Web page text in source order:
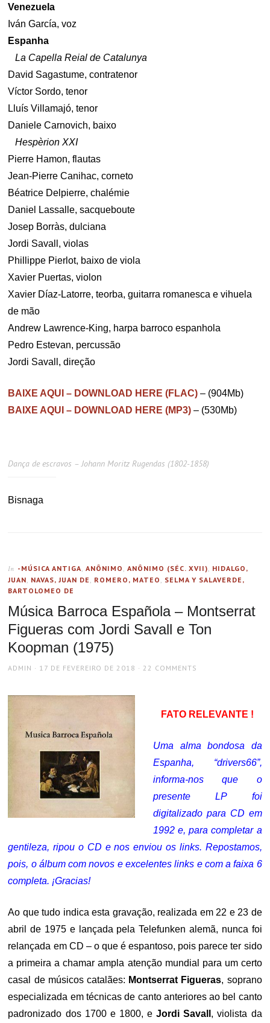
Venezuela
Iván García, voz
Espanha
La Capella Reial de Catalunya
David Sagastume, contratenor
Víctor Sordo, tenor
Lluís Villamajó, tenor
Daniele Carnovich, baixo
Hespèrion XXI
Pierre Hamon, flautas
Jean-Pierre Canihac, corneto
Béatrice Delpierre, chalémie
Daniel Lassalle, sacqueboute
Josep Borràs, dulciana
Jordi Savall, violas
Phillippe Pierlot, baixo de viola
Xavier Puertas, violon
Xavier Díaz-Latorre, teorba, guitarra romanesca e vihuela
de mão
Andrew Lawrence-King, harpa barroco espanhola
Pedro Estevan, percussão
Jordi Savall, direção
BAIXE AQUI – DOWNLOAD HERE (FLAC) – (904Mb)
BAIXE AQUI – DOWNLOAD HERE (MP3) – (530Mb)
Dança de escravos – Johann Moritz Rugendas (1802-1858)
Bisnaga
In -MÚSICA ANTIGA,ANÔNIMO ,ANÔNIMO (SÉC. XVII), HIDALGO,
JUAN, NAVAS, JUAN DE , ROMERO, MATEO , SELMA Y SALAVERDE,
BARTOLOMEO DE
Música Barroca Española – Montserrat
Figueras com Jordi Savall e Ton
Koopman (1975)
AUTHOR
ADMIN
POSTED
17 DE FEVEREIRO DE 2018 22 COMMENTS
FATO RELEVANTE !
Uma alma bondosa da
Espanha, “drivers66”,
informa-nos que o
presente LP foi
digitalizado para CD em
1992 e, para completar a
gentileza, ripou o CD e nos enviou os links. Repostamos,
pois, o álbum com novos e excelentes links e com a faixa 6
completa. ¡Gracias!
Ao que tudo indica esta gravação, realizada em 22 e 23 de
abril de 1975 e lançada pela Telefunken alemã, nunca foi
relançada em CD – o que é espantoso, pois parece ter sido
a primeira a chamar ampla atenção mundial para um certo
casal de músicos catalães: Montserrat Figueras, soprano
especializada em técnicas de canto anteriores ao bel canto
padronizado dos 1700 e 1800, eJordi Savall , violista da